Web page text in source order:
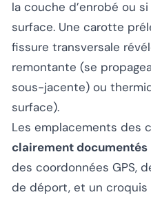
la couche d’enrobé ou
surface. Une carotte
fissure transversale
remontante (se
sous-jacente) ou
surface).
Les emplacements des
clairement documentés
des coordonnées GPS,
de déport, et un